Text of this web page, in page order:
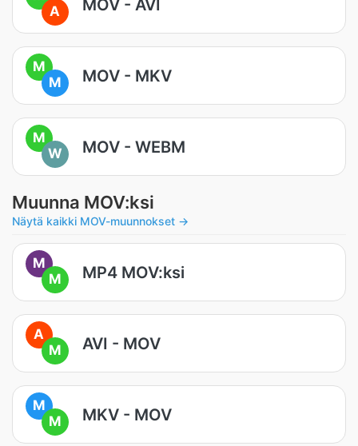
A
MOV - AVI
M
M
MOV - MKV
M
W
MOV - WEBM
Muunna MOV:ksi
Näytä kaikki MOV-muunnokset →
M
M
MP4 MOV:ksi
A
M
AVI - MOV
M
M
MKV - MOV